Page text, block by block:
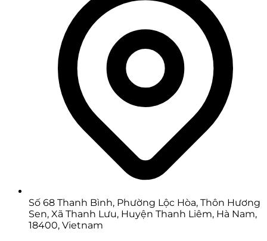
Số 68 Thanh Bình, Phường Lộc Hòa, Thôn Hương
Sen, Xã Thanh Lưu, Huyện Thanh Liêm, Hà Nam,
18400, Vietnam